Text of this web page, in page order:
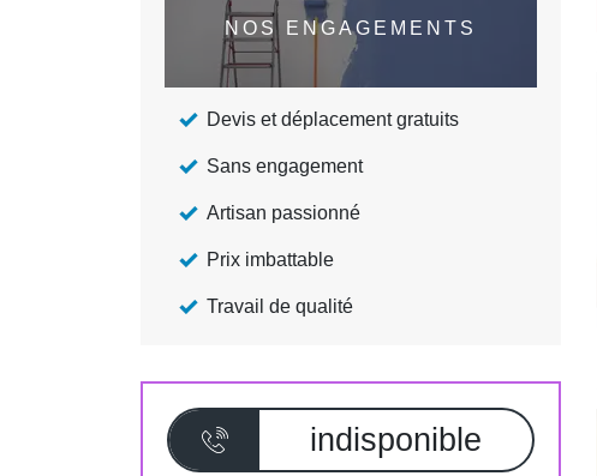
NOS ENGAGEMENTS
Devis et déplacement gratuits
Sans engagement
Artisan passionné
Prix imbattable
Travail de qualité
indisponible